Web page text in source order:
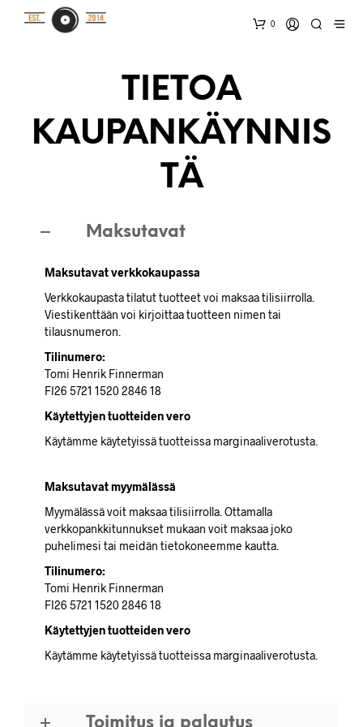
0
TIETOA
KAUPANKÄYNNIS
TÄ
Maksutavat
Maksutavat verkkokaupassa
Verkkokaupasta tilatut tuotteet voi maksaa tilisiirrolla.
Viestikenttään voi kirjoittaa tuotteen nimen tai
tilausnumeron.
Tilinumero:
Tomi Henrik Finnerman
FI26 5721 1520 2846 18
Käytettyjen tuotteiden vero
Käytämme käytetyissä tuotteissa marginaaliverotusta.
Maksutavat myymälässä
Myymälässä voit maksaa tilisiirrolla. Ottamalla
verkkopankkitunnukset mukaan voit maksaa joko
puhelimesi tai meidän tietokoneemme kautta.
Tilinumero:
Tomi Henrik Finnerman
FI26 5721 1520 2846 18
Käytettyjen tuotteiden vero
Käytämme käytetyissä tuotteissa marginaaliverotusta.
Toimitus ja palautus